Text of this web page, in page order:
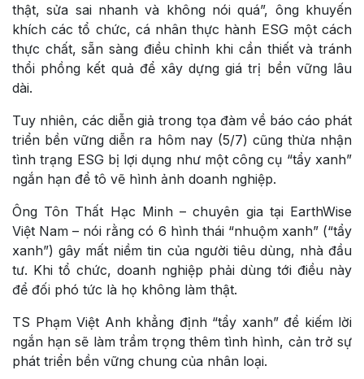
thật, sửa sai nhanh và không nói quá”, ông khuyến
khích các tổ chức, cá nhân thực hành ESG một cách
thực chất, sẵn sàng điều chỉnh khi cần thiết và tránh
thổi phồng kết quả để xây dựng giá trị bền vững lâu
dài.
Tuy nhiên, các diễn giả trong tọa đàm về báo cáo phát
triển bền vững diễn ra hôm nay (5/7) cũng thừa nhận
tình trạng ESG bị lợi dụng như một công cụ “tẩy xanh”
ngắn hạn để tô vẽ hình ảnh doanh nghiệp.
Ông Tôn Thất Hạc Minh – chuyên gia tại EarthWise
Việt Nam – nói rằng có 6 hình thái “nhuộm xanh” (“tẩy
xanh”) gây mất niềm tin của người tiêu dùng, nhà đầu
tư. Khi tổ chức, doanh nghiệp phải dùng tới điều này
để đối phó tức là họ không làm thật.
TS Phạm Việt Anh khẳng định “tẩy xanh” để kiếm lời
ngắn hạn sẽ làm trầm trọng thêm tình hình, cản trở sự
phát triển bền vững chung của nhân loại.